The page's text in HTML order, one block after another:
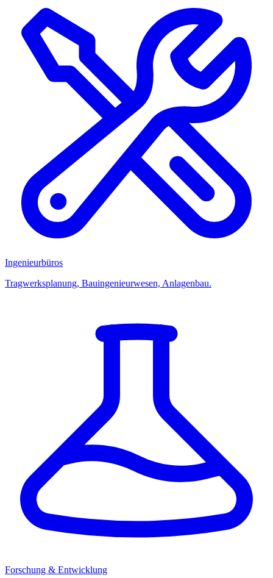
Ingenieurbüros
Tragwerksplanung, Bauingenieurwesen, Anlagenbau.
Forschung & Entwicklung